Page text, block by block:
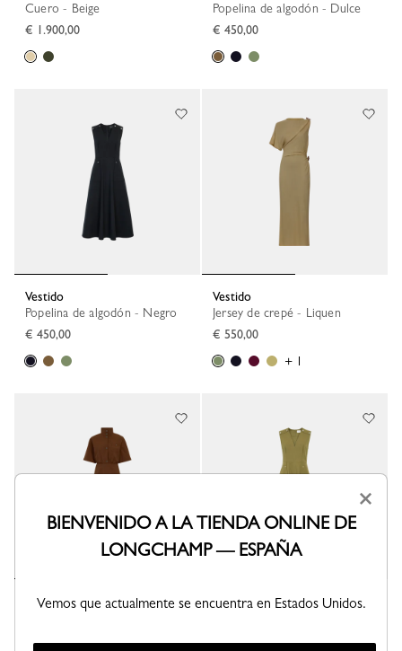
Cuero - Beige
€ 1.900,00
Popelina de algodón - Dulce
€ 450,00
Vestido
Popelina de algodón - Negro
€ 450,00
Vestido
Jersey de crepé - Liquen
€ 550,00
+ 1
Vestido
Vestido
×
BIENVENIDO A LA TIENDA ONLINE DE
LONGCHAMP — ESPAÑA
Vemos que actualmente se encuentra en Estados Unidos.